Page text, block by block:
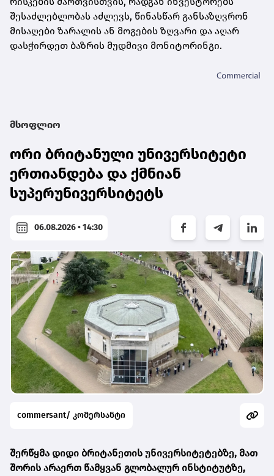
შესაძლებლობას აძლევს, წინასწარ განსაზღვრონ
მისაღები ზარალის ან მოგების ზღვარი და აღარ
დასჭირდეთ ბაზრის მუდმივი მონიტორინგი.
მსოფლიო
ორი ბრიტანული უნივერსიტეტი
ერთიანდება და ქმნიან
სუპერუნივერსიტეტს
06.08.2026 • 14:30
commersant/ კომერსანტი
შერწყმა დიდი ბრიტანეთის უნივერსიტეტებზე, მათ
შორის არაერთ წამყვან გლობალურ ინსტიტუტზე,